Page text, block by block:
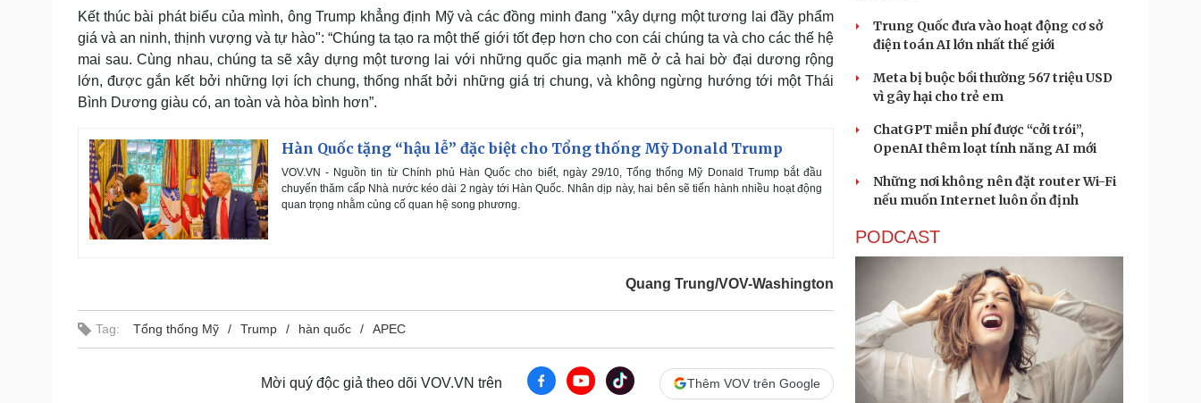
Kết thúc bài phát biểu của mình, ông Trump khẳng định Mỹ và các đồng minh đang "xây dựng một tương lai đầy phẩm
giá và an ninh, thịnh vượng và tự hào": “Chúng ta tạo ra một thế giới tốt đẹp hơn cho con cái chúng ta và cho các thế hệ
mai sau. Cùng nhau, chúng ta sẽ xây dựng một tương lai với những quốc gia mạnh mẽ ở cả hai bờ đại dương rộng
lớn, được gắn kết bởi những lợi ích chung, thống nhất bởi những giá trị chung, và không ngừng hướng tới một Thái
Bình Dương giàu có, an toàn và hòa bình hơn”.
Hàn Quốc tặng “hậu lễ” đặc biệt cho Tổng thống Mỹ Donald Trump
VOV.VN - Nguồn tin từ Chính phủ Hàn Quốc cho biết, ngày 29/10, Tổng thống Mỹ Donald Trump bắt đầu
chuyến thăm cấp Nhà nước kéo dài 2 ngày tới Hàn Quốc. Nhân dịp này, hai bên sẽ tiến hành nhiều hoạt động
quan trọng nhằm củng cố quan hệ song phương.
Quang Trung/VOV-Washington
Tag: Tổng thống Mỹ Trump hàn quốc APEC
Mời quý độc giả theo dõi VOV.VN trên Thêm VOV trên Google
Trung Quốc đưa vào hoạt động cơ sở
điện toán AI lớn nhất thế giới
Meta bị buộc bồi thường 567 triệu USD
vì gây hại cho trẻ em
ChatGPT miễn phí được “cởi trói”,
OpenAI thêm loạt tính năng AI mới
Những nơi không nên đặt router Wi-Fi
nếu muốn Internet luôn ổn định
PODCAST